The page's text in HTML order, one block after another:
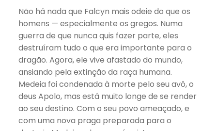
Não há nada que Falcyn mais odeie do que os
homens — especialmente os gregos. Numa
guerra de que nunca quis fazer parte, eles
destruíram tudo o que era importante para o
dragão. Agora, ele vive afastado do mundo,
ansiando pela extinção da raça humana.
Medeia foi condenada à morte pelo seu avô, o
deus Apolo, mas está muito longe de se render
ao seu destino. Com o seu povo ameaçado, e
com uma nova praga preparada para o